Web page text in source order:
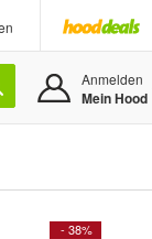
Anmelden
Mein Hood
- 38%